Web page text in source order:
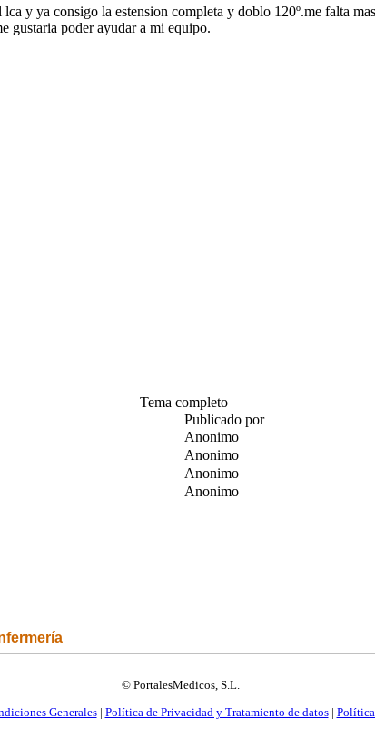
y ya consigo la estension completa y doblo 120º.me falta
gustaria poder ayudar a mi equipo.
Tema completo
Publicado por
Anonimo
Anonimo
Anonimo
Anonimo
© PortalesMedicos, S.L.
Generales| Política de Privacidad y Tratamiento de datos|